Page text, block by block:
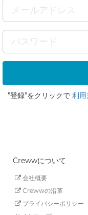
"登録"をクリックで 利用
Crewwについて
会社概要
Crewwの沿革
プライバシーポリシー